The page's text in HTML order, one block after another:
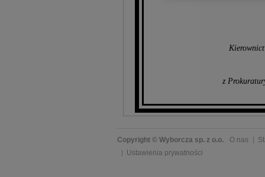
z
Copyright © Wyborcza sp. z o.o. O nas
Ustawienia prywatności
Przechowywanie
treści, badnie